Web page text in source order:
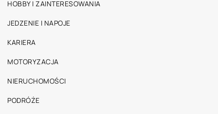
HOBBY I ZAINTERESOWANIA
JEDZENIE I NAPOJE
KARIERA
MOTORYZACJA
NIERUCHOMOŚCI
PODRÓŻE